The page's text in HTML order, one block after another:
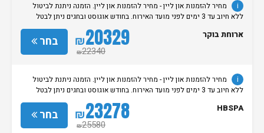
i
מחיר להזמנות און ליין - מחיר להזמנות און ליין. הזמנה ניתנת לביטול
ללא חיוב עד 3 ימים לפני מועד האירוח. בחודש אוגוסט ובחגים ניתן לבטל
בחר ₪20329
₪22340
ארוחת בוקר
i
מחיר להזמנות און ליין - מחיר להזמנות און ליין. הזמנה ניתנת לביטול
ללא חיוב עד 3 ימים לפני מועד האירוח. בחודש אוגוסט ובחגים ניתן לבטל
בחר ₪23278
₪25580
HBSPA